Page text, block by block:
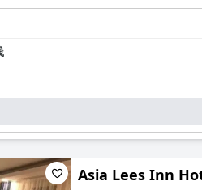
Asia Lees Inn